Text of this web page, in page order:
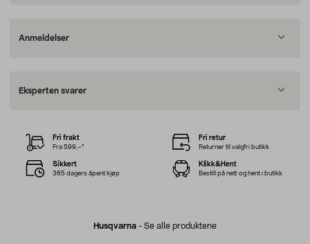
Anmeldelser
Eksperten svarer
Husqvarna - Se alle produktene
Fri frakt
Fra 599,–*
Fri retur
Returner til valgfri butikk
Sikkert
365 dagers åpent kjøp
Klikk&Hent
Bestill på nett og hent i butikk